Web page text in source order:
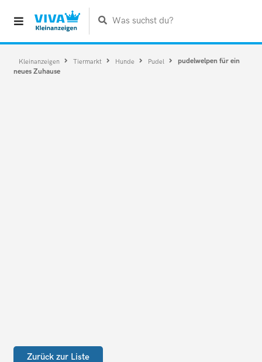
Was suchst du?
Kleinanzeigen Tiermarkt Hunde Pudel
pudelwelpen für ein
neues Zuhause
Zurück zur Liste